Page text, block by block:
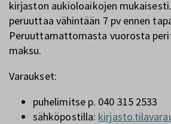
kirjaston aukioloaikojen
peruuttaa vähintään 7 pv ennen
Peruuttamattomasta vuorosta
maksu.
Varaukset:
puhelimitse p. 040 315 2533
sähköpostilla: